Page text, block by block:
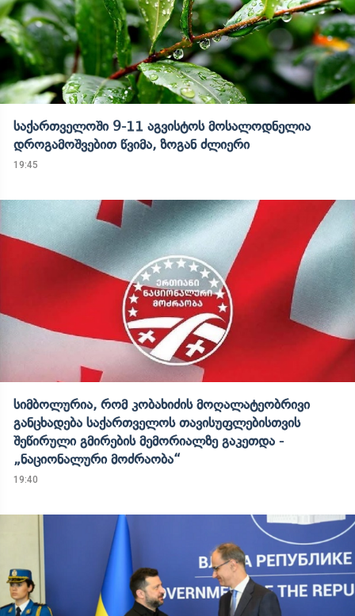
საქართველოში 9-11 აგვისტოს მოსალოდნელია
დროგამოშვებით წვიმა, ზოგან ძლიერი
19:45
სიმბოლურია, რომ კობახიძის მოღალატეობრივი
განცხადება საქართველოს თავისუფლებისთვის
შეწირული გმირების მემორიალზე გაკეთდა -
„ნაციონალური მოძრაობა“
19:40